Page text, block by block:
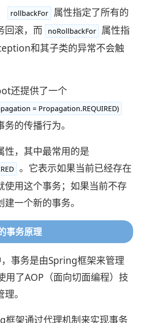
rollbackFor 属性指定了所有的
回滚，而
noRollbackFor 属性指
和其子类的异常不会触
还提供了一个
= Propagation.REQUIRED)
的传播行为。
性，其中最常用的是
。它表示如果当前已经存在
使用这个事务；如果当前不存
一个新的事务。
事务原理
事务是由Spring框架来管理
用了AOP（面向切面编程）技
。
框架通过代理机制来实现事务